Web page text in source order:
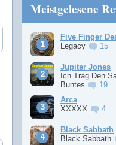
Meistgelesene
Five Finger
Legacy
15
Jupiter Jones
Ich Trag Den
Buntes
19
Arca
XXXXX
4
Black Sabbath
Black Sabbath